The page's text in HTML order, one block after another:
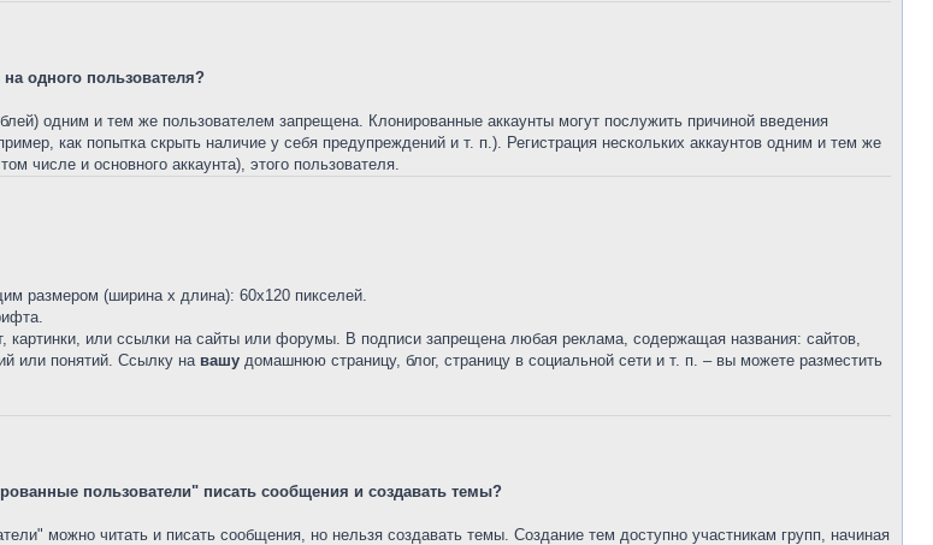
одного пользователя?
одним и тем же пользователем запрещена. Клонированные аккаунты могут послужить причиной введения
как попытка скрыть наличие у себя предупреждений и т. п.). Регистрация нескольких аккаунтов одним и тем же
числе и основного аккаунта), этого пользователя.
размером (ширина х длина): 60x120 пикселей.
или ссылки на сайты или форумы. В подписи запрещена любая реклама, содержащая названия: сайтов,
или понятий. Ссылку на вашу домашнюю страницу, блог, страницу в социальной сети и т. п. – вы можете разместить
пользователи" писать сообщения и создавать темы?
можно читать и писать сообщения, но нельзя создавать темы. Создание тем доступно участникам групп, начиная